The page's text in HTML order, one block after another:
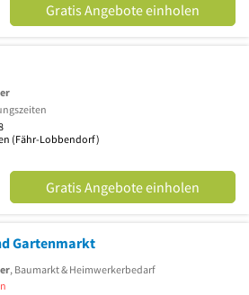
Gratis Angebote einholen
(Fähr-Lobbendorf)
Gratis Angebote einholen
Gartenmarkt
, Baumarkt & Heimwerkerbedarf